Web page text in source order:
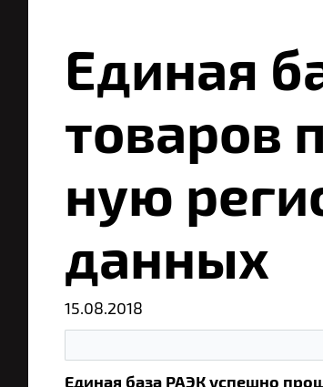
Еди­ная
то­ва­ров
ную
дан­ных
15.08.2018
Единая база РАЭК успешно